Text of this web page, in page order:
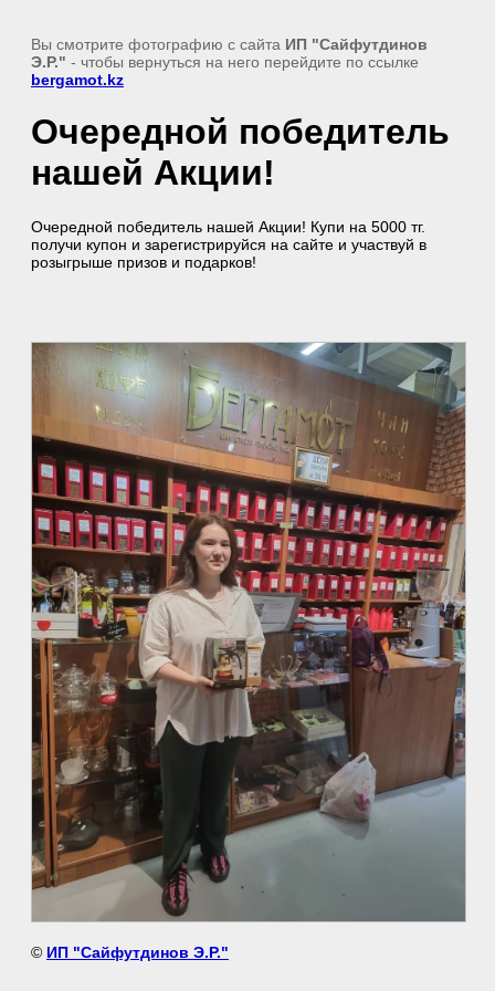
Вы смотрите фотографию с сайта ИП "Сайфутдинов
Э.Р." - чтобы вернуться на него перейдите по ссылке
bergamot.kz
Очередной победитель
нашей Акции!
Очередной победитель нашей Акции! Купи на 5000 тг.
получи купон и зарегистрируйся на сайте и участвуй в
розыгрыше призов и подарков!
© ИП "Сайфутдинов Э.Р."